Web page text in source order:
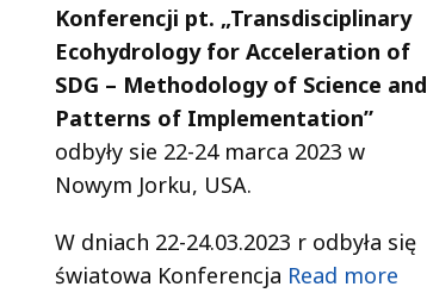
Konferencji pt. „Transdisciplinary
Ecohydrology for Acceleration of
SDG – Methodology of Science and
Patterns of Implementation”
odbyły sie 22-24 marca 2023 w
Nowym Jorku, USA.
W dniach 22-24.03.2023 r odbyła się
światowa Konferencja Read more